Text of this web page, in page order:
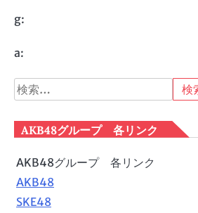
g:
a:
検
索:
AKB48グループ 各リンク
AKB48グループ 各リンク
AKB48
SKE48